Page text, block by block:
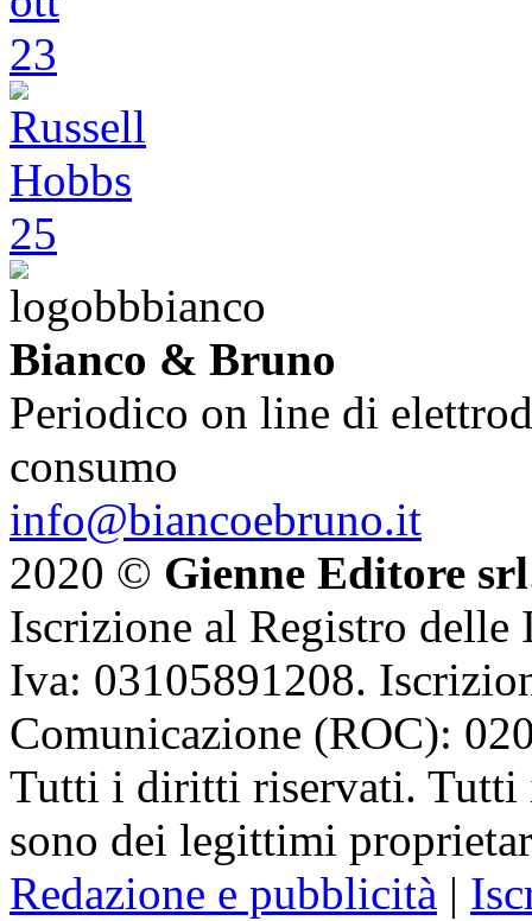
Bianco & Bruno
Periodico on line di
consumo
info@biancoebruno.it
2020 © Gienne Editore srl
Iscrizione al Registro delle
Iva: 03105891208.
Comunicazione (ROC):
Tutti i diritti riservati. Tutti
sono dei legittimi
Redazione e pubblicità |